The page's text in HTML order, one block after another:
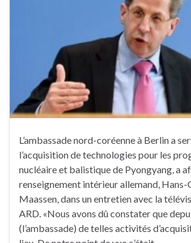
L’ambassade nord-coréenne à Berlin a
l’acquisition de technologies pour les
nucléaire et balistique de Pyongyang, a
renseignement intérieur allemand, Hans-
Maassen, dans un entretien avec la
ARD. «Nous avons dû constater que
(l’ambassade) de telles activités